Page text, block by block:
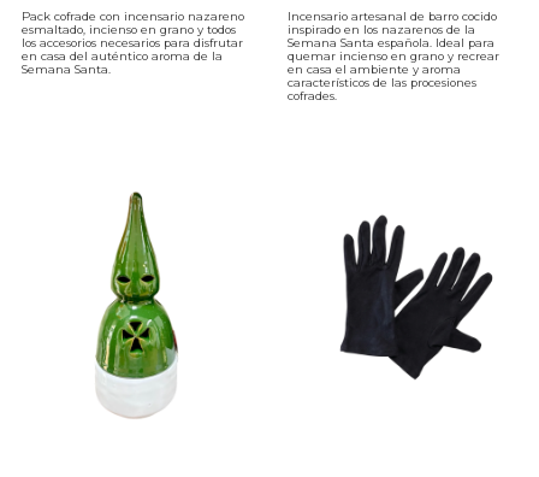
Pack cofrade con incensario nazareno
esmaltado, incienso en grano y todos
los accesorios necesarios para disfrutar
en casa del auténtico aroma de la
Semana Santa.
Incensario artesanal de barro cocido
inspirado en los nazarenos de la
Semana Santa española. Ideal para
quemar incienso en grano y recrear
en casa el ambiente y aroma
característicos de las procesiones
cofrades.